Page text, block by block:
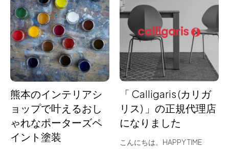
熊本のインテリアシ
ョップで叶えるおし
ゃれなポーターズペ
イント塗装
「 Calligaris (カリガ
リス) 」の正規代理店
になりました
こんにちは。HAPPY TIME